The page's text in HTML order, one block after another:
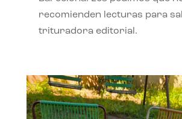
recomienden lecturas para
trituradora editorial.